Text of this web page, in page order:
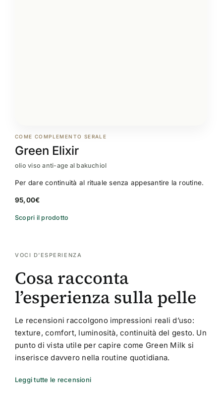
COME COMPLEMENTO SERALE
Green Elixir
olio viso anti-age al bakuchiol
Per dare continuità al rituale senza appesantire la routine.
95,00€
Scopri il prodotto
VOCI D’ESPERIENZA
Cosa racconta
l’esperienza sulla pelle
Le recensioni raccolgono impressioni reali d’uso:
texture, comfort, luminosità, continuità del gesto. Un
punto di vista utile per capire come Green Milk si
inserisce davvero nella routine quotidiana.
Leggi tutte le recensioni